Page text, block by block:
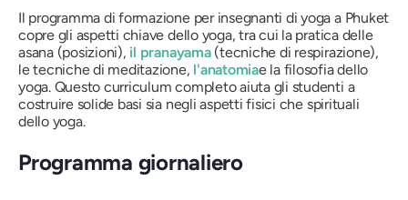
Il programma di formazione per insegnanti di yoga a Phuket
copre gli aspetti chiave dello yoga, tra cui la pratica delle
asana (posizioni), il pranayama(tecniche di respirazione),
le tecniche di meditazione, l'anatomiae la filosofia dello
yoga. Questo curriculum completo aiuta gli studenti a
costruire solide basi sia negli aspetti fisici che spirituali
dello yoga.
Programma giornaliero